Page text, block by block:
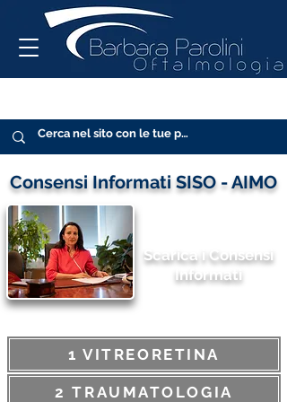
Consensi Informati SISO - AIMO
Scarica i Consensi
Informati
1 VITREORETINA
2 TRAUMATOLOGIA